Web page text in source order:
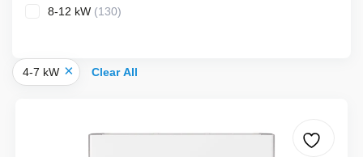
8-12 kW 130130
4-7 kW × Clear All